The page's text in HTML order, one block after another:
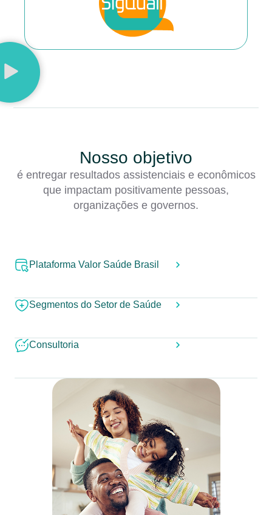
Nosso objetivo
é entregar resultados assistenciais e econômicos
que impactam positivamente pessoas,
organizações e governos.
Plataforma Valor Saúde Brasil
Segmentos do Setor de Saúde
Consultoria